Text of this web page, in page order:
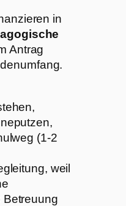
in
Antrag
(1-2
weil